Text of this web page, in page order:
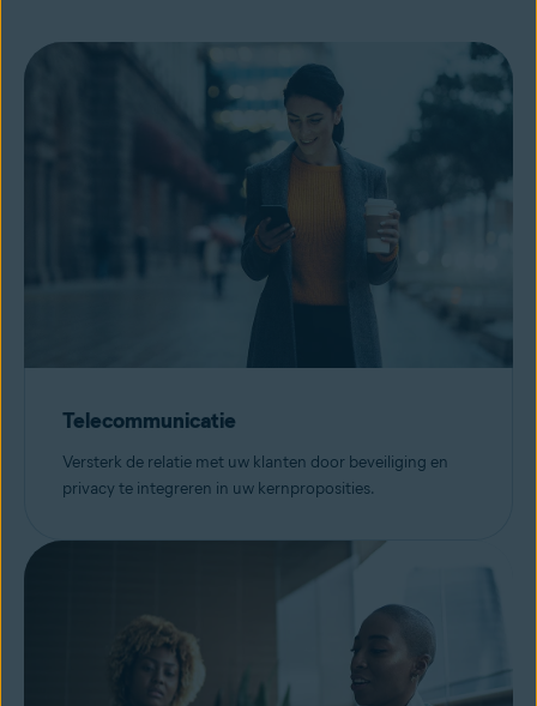
Telecommunicatie
Versterk de relatie met uw klanten door beveiliging en
privacy te integreren in uw kernproposities.